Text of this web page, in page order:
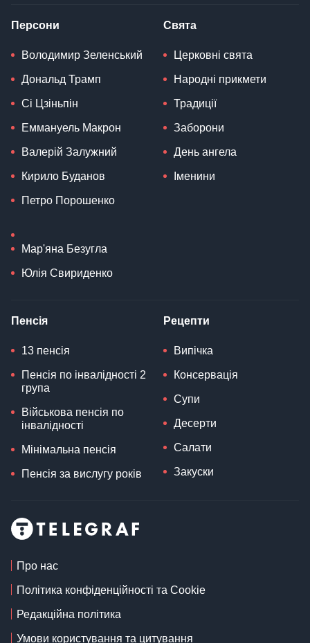
Персони
Володимир Зеленський
Дональд Трамп
Сі Цзіньпін
Еммануель Макрон
Валерій Залужний
Кирило Буданов
Петро Порошенко
Мар'яна Безугла
Юлія Свириденко
Свята
Церковні свята
Народні прикмети
Традиції
Заборони
День ангела
Іменини
Пенсія
13 пенсія
Пенсія по інвалідності 2
група
Військова пенсія по
інвалідності
Мінімальна пенсія
Пенсія за вислугу років
Рецепти
Випічка
Консервація
Супи
Десерти
Салати
Закуски
Про нас
Політика конфіденційності та Cookie
Редакційна політика
Умови користування та цитування